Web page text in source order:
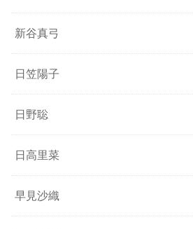
新谷真弓
日笠陽子
日野聡
日高里菜
早見沙織